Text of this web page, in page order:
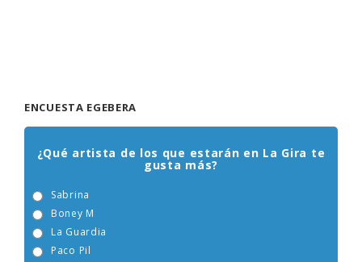
ENCUESTA EGEBERA
¿Qué artista de los que estarán en La Gira te
gusta más?
Sabrina
Boney M
La Guardia
Paco Pil